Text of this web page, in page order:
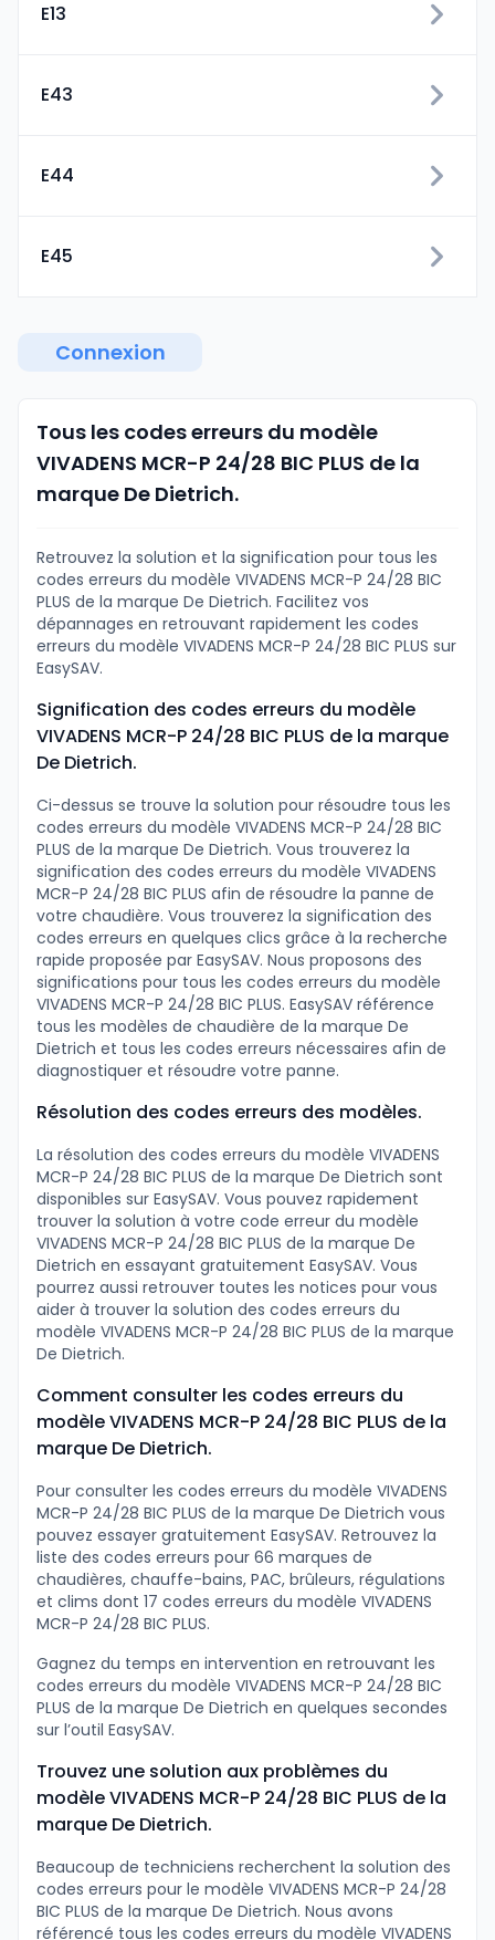
E13
E43
E44
E45
Connexion
Tous les codes erreurs du modèle
VIVADENS MCR-P 24/28 BIC PLUS de la
marque De Dietrich.
Retrouvez la solution et la signification pour tous les
codes erreurs du modèle VIVADENS MCR-P 24/28 BIC
PLUS de la marque De Dietrich. Facilitez vos
dépannages en retrouvant rapidement les codes
erreurs du modèle VIVADENS MCR-P 24/28 BIC PLUS sur
EasySAV.
Signification des codes erreurs du modèle
VIVADENS MCR-P 24/28 BIC PLUS de la marque
De Dietrich.
Ci-dessus se trouve la solution pour résoudre tous les
codes erreurs du modèle VIVADENS MCR-P 24/28 BIC
PLUS de la marque De Dietrich. Vous trouverez la
signification des codes erreurs du modèle VIVADENS
MCR-P 24/28 BIC PLUS afin de résoudre la panne de
votre chaudière. Vous trouverez la signification des
codes erreurs en quelques clics grâce à la recherche
rapide proposée par EasySAV. Nous proposons des
significations pour tous les codes erreurs du modèle
VIVADENS MCR-P 24/28 BIC PLUS. EasySAV référence
tous les modèles de chaudière de la marque De
Dietrich et tous les codes erreurs nécessaires afin de
diagnostiquer et résoudre votre panne.
Résolution des codes erreurs des modèles.
La résolution des codes erreurs du modèle VIVADENS
MCR-P 24/28 BIC PLUS de la marque De Dietrich sont
disponibles sur EasySAV. Vous pouvez rapidement
trouver la solution à votre code erreur du modèle
VIVADENS MCR-P 24/28 BIC PLUS de la marque De
Dietrich en essayant gratuitement EasySAV. Vous
pourrez aussi retrouver toutes les notices pour vous
aider à trouver la solution des codes erreurs du
modèle VIVADENS MCR-P 24/28 BIC PLUS de la marque
De Dietrich.
Comment consulter les codes erreurs du
modèle VIVADENS MCR-P 24/28 BIC PLUS de la
marque De Dietrich.
Pour consulter les codes erreurs du modèle VIVADENS
MCR-P 24/28 BIC PLUS de la marque De Dietrich vous
pouvez essayer gratuitement EasySAV. Retrouvez la
liste des codes erreurs pour 66 marques de
chaudières, chauffe-bains, PAC, brûleurs, régulations
et clims dont 17 codes erreurs du modèle VIVADENS
MCR-P 24/28 BIC PLUS.
Gagnez du temps en intervention en retrouvant les
codes erreurs du modèle VIVADENS MCR-P 24/28 BIC
PLUS de la marque De Dietrich en quelques secondes
sur l’outil EasySAV.
Trouvez une solution aux problèmes du
modèle VIVADENS MCR-P 24/28 BIC PLUS de la
marque De Dietrich.
Beaucoup de techniciens recherchent la solution des
codes erreurs pour le modèle VIVADENS MCR-P 24/28
BIC PLUS de la marque De Dietrich. Nous avons
référencé tous les codes erreurs du modèle VIVADENS